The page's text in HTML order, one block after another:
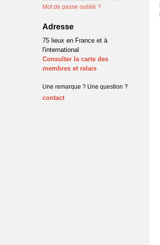
Mot de passe oublié ?
Adresse
75 lieux en France et à
l'international
Consulter la carte des
membres et relais
Une remarque ? Une question ?
contact